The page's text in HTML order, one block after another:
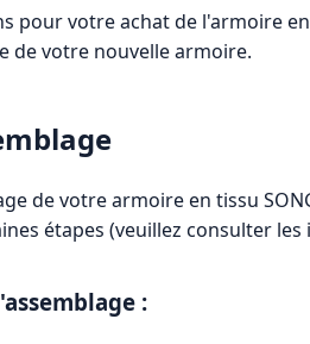
pour votre achat de l'armoire
de votre nouvelle armoire.
de votre armoire en tissu
étapes (veuillez consulter
: